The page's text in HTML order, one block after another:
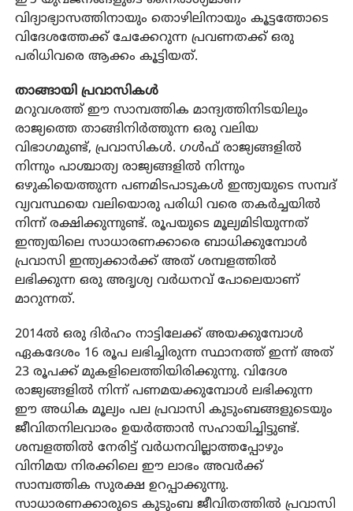
വിദ്യാഭ്യാസത്തിനായും തൊഴിലിനായും കൂട്ടത്തോടെ
വിദേശത്തേക്ക് ചേക്കേറുന്ന പ്രവണതക്ക് ഒരു
പരിധിവരെ ആക്കം കൂട്ടിയത്.
താങ്ങായി പ്രവാസികള്‍
മറുവശത്ത് ഈ സാമ്പത്തിക മാന്ദ്യത്തിനിടയിലും
രാജ്യത്തെ താങ്ങിനിര്‍ത്തുന്ന ഒരു വലിയ
വിഭാഗമുണ്ട്, പ്രവാസികള്‍. ഗള്‍ഫ് രാജ്യങ്ങളില്‍
നിന്നും പാശ്ചാത്യ രാജ്യങ്ങളില്‍ നിന്നും
ഒഴുകിയെത്തുന്ന പണമിടപാടുകള്‍ ഇന്ത്യയുടെ സമ്പദ്
വ്യവസ്ഥയെ വലിയൊരു പരിധി വരെ തകര്‍ച്ചയില്‍
നിന്ന് രക്ഷിക്കുന്നുണ്ട്. രൂപയുടെ മൂല്യമിടിയുന്നത്
ഇന്ത്യയിലെ സാധാരണക്കാരെ ബാധിക്കുമ്പോള്‍
പ്രവാസി ഇന്ത്യക്കാര്‍ക്ക് അത് ശമ്പളത്തില്‍
ലഭിക്കുന്ന ഒരു അദൃശ്യ വര്‍ധനവ് പോലെയാണ്
മാറുന്നത്.
2014ല്‍ ഒരു ദിര്‍ഹം നാട്ടിലേക്ക് അയക്കുമ്പോള്‍
ഏകദേശം 16 രൂപ ലഭിച്ചിരുന്ന സ്ഥാനത്ത് ഇന്ന് അത്
23 രൂപക്ക് മുകളിലെത്തിയിരിക്കുന്നു. വിദേശ
രാജ്യങ്ങളില്‍ നിന്ന് പണമയക്കുമ്പോള്‍ ലഭിക്കുന്ന
ഈ അധിക മൂല്യം പല പ്രവാസി കുടുംബങ്ങളുടെയും
ജീവിതനിലവാരം ഉയര്‍ത്താന്‍ സഹായിച്ചിട്ടുണ്ട്.
ശമ്പളത്തില്‍ നേരിട്ട് വര്‍ധനവില്ലാത്തപ്പോഴും
വിനിമയ നിരക്കിലെ ഈ ലാഭം അവര്‍ക്ക്
സാമ്പത്തിക സുരക്ഷ ഉറപ്പാക്കുന്നു.
സാധാരണക്കാരുടെ കുടുംബ ജീവിതത്തില്‍ പ്രവാസി